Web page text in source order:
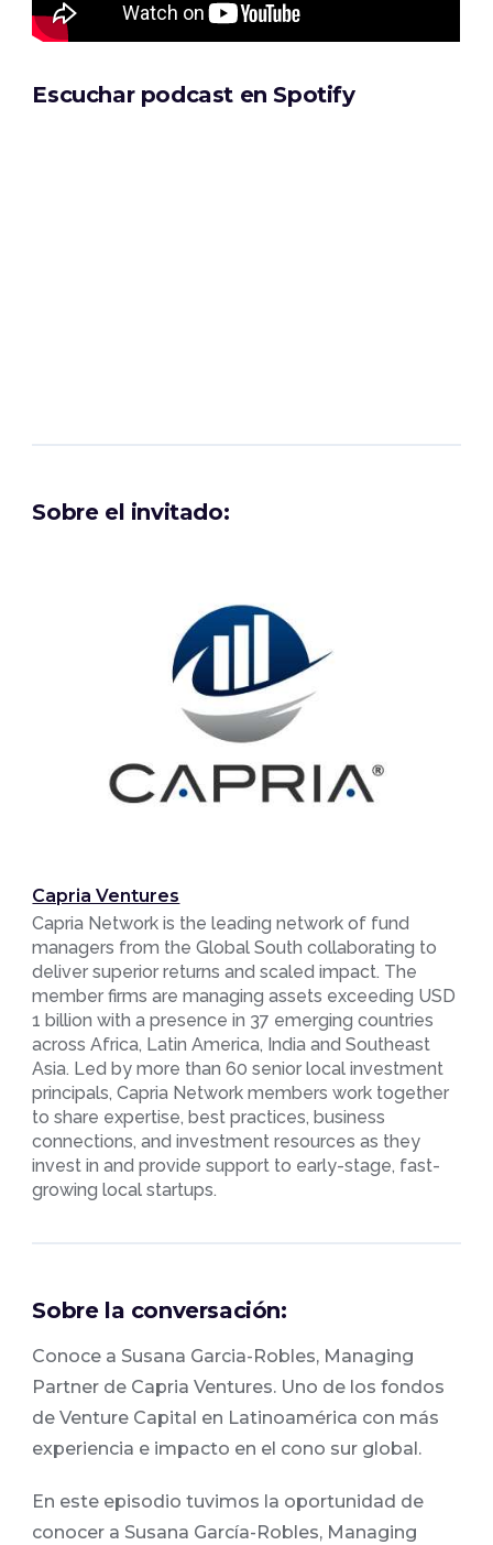
Escuchar podcast en Spotify
Sobre el invitado:
Capria Ventures
Capria Network is the leading network of fund
managers from the Global South collaborating to
deliver superior returns and scaled impact. The
member firms are managing assets exceeding USD
1 billion with a presence in 37 emerging countries
across Africa, Latin America, India and Southeast
Asia. Led by more than 60 senior local investment
principals, Capria Network members work together
to share expertise, best practices, business
connections, and investment resources as they
invest in and provide support to early-stage, fast-
growing local startups.
Sobre la conversación:
Conoce a Susana Garcia-Robles, Managing
Partner de Capria Ventures. Uno de los fondos
de Venture Capital en Latinoamérica con más
experiencia e impacto en el cono sur global.
En este episodio tuvimos la oportunidad de
conocer a Susana García-Robles, Managing